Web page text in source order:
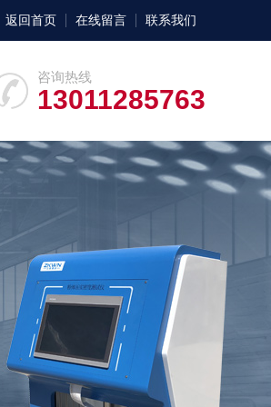
返回首页 在线留言 联系我们
咨询热线
13011285763